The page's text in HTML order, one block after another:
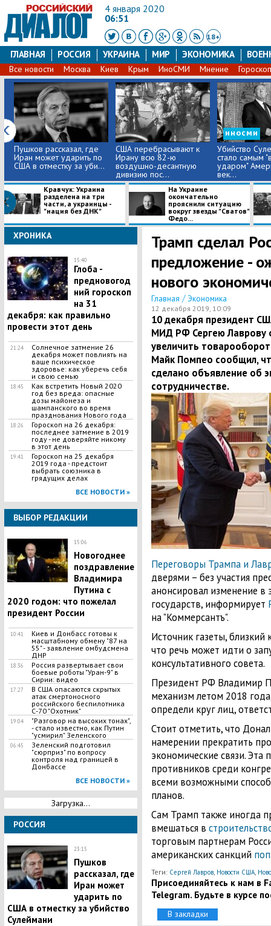
4 января 2020
06:51
18+
ГЛАВНАЯ РОССИЯ УКРАИНА МИР ЭКОНОМИКА
Все новости Москва Киев Крым ИноСМИ Мнение
Пушков рассказал, где
Иран может ударить по
США в отместку за уби...
США перебрасывают к
Ирану всю 82-ю
воздушно-десантную
дивизию пос...
иносми
Убийство
стало самым
ударом"
век...
Кравчук: Украина
разделена на три
части, а украинцы -
"нация без ДНК"
На Украине
окончательно
прояснили ситуацию
вокруг звезды "Сватов"
Федо...
ХРОНИКА
15:40
Глоба -
предновогод
ний гороскоп
на 31
декабря: как правильно
провести этот день
21:24
Солнечное затмение 26
декабря может повлиять на
ваше психическое
здоровье: как уберечь себя
и свою семью
18:45
Как встретить Новый 2020
год без вреда: опасные
дозы майонеза и
шампанского во время
празднования Нового года
18:26
Гороскоп на 26 декабря:
последнее затмение в 2019
году - не доверяйте никому
в этот день
19:41
Гороскоп на 25 декабря
2019 года - предстоит
выбрать союзника в
грядущих делах
ВСЕ НОВОСТИ »
ВЫБОР РЕДАКЦИИ
15:06
Новогоднее
поздравление
Владимира
Путина с
2020 годом: что пожелал
президент России
10:41
Киев и Донбасс готовы к
масштабному обмену "87 на
55" - заявление омбудсмена
ДНР
18:36
Россия развертывает свои
боевые роботы "Уран-9" в
Сирии: видео
17:27
В США опасаются скрытых
атак смертоносного
российского беспилотника
С-70 "Охотник"
19:04
"Разговор на высоких тонах",
- стало известно, как Путин
"усмирил" Зеленского
06:45
Зеленский подготовил
"сюрприз" по вопросу
контроля над границей в
Донбассе
ВСЕ НОВОСТИ »
Загрузка...
РОССИЯ
23:15
Пушков
рассказал, где
Иран может
ударить по
США в отместку за убийство
Сулеймани
Трамп сделал
предложение -
нового
Главная / Экономика
12 декабря 2019, 10:09
10 декабря президент
МИД РФ Сергею Лаврову
увеличить
Майк Помпео сообщил,
сделано объявление об
сотрудничестве.
Переговоры Трампа и
дверями – без участия
анонсировал изменение в
государств, информирует
на "Коммерсантъ".
Источник газеты, близкий
что речь может идти о
консультативного совета.
Президент РФ Владимир
механизм летом 2018
определи круг лиц,
Стоит отметить, что
намерении прекратить
экономические связи.
противников среди
всеми возможными
планов.
Сам Трамп также иногда
вмешаться в
торговым партнерам
американских санкций
Теги: Сергей Лавров, Новости США,
Присоединяйтесь к нам в
Telegram. Будьте в курсе
В закладки